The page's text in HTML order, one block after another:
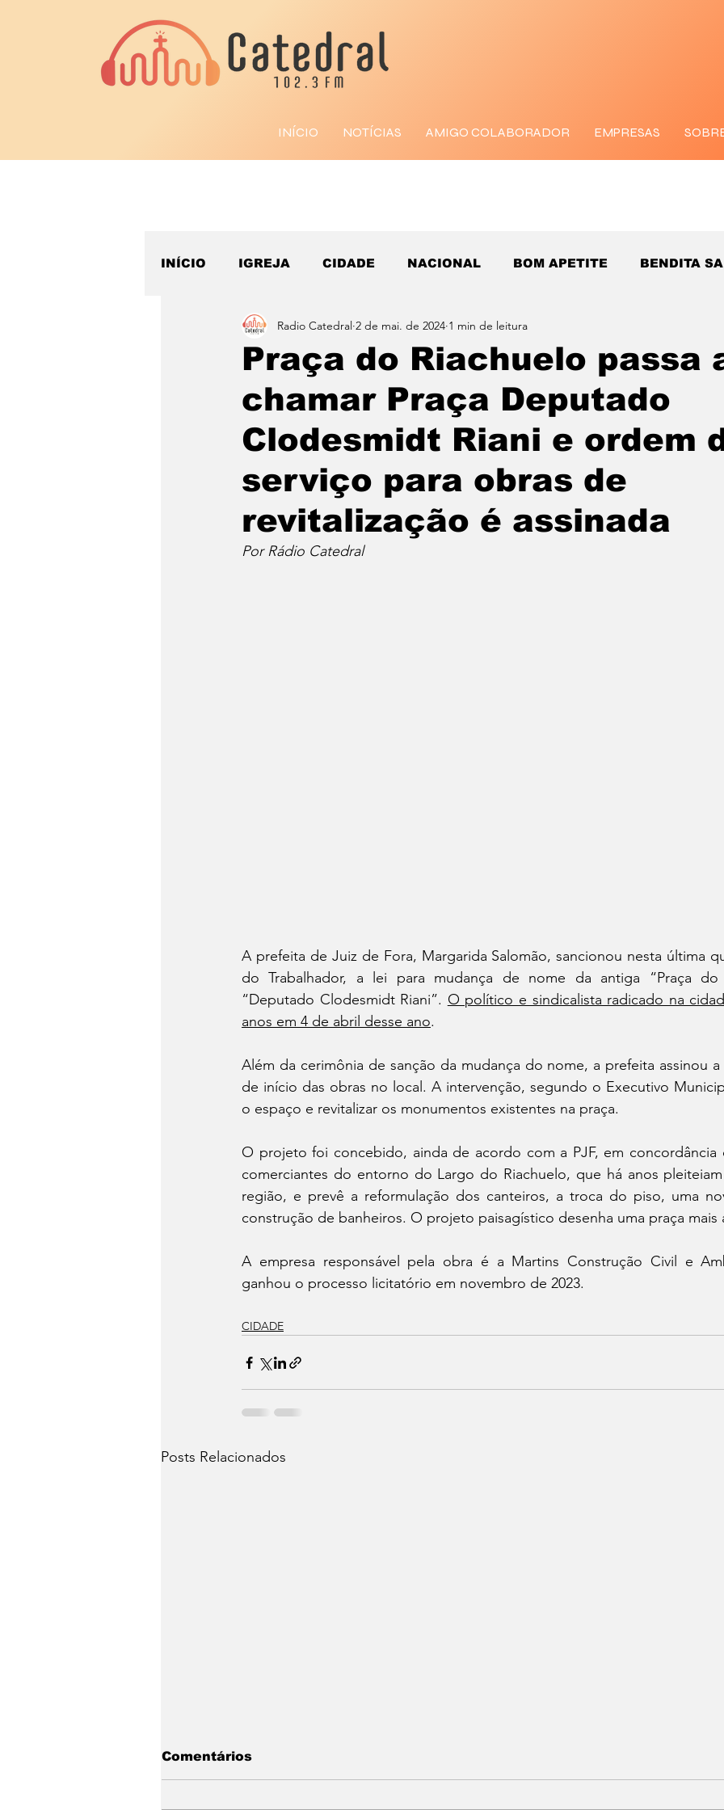
INÍCIO NOTÍCIAS AMIGO COLABORADOR EMPRESAS
INÍCIO IGREJA CIDADE NACIONAL BOM APETITE BENDITA
ESPORTE
Praça do Riachuelo passa
chamar Praça Deputado
Clodesmidt Riani e ordem
serviço para obras de
revitalização é assinada
Radio Catedral 2 de mai. de 2024 1 min de leitura
Por Rádio Catedral
A prefeita de Juiz de Fora, Margarida Salomão, sancionou nesta última
do Trabalhador, a lei para mudança de nome da antiga “Praça do
“Deputado Clodesmidt Riani”. O político e sindicalista radicado na
anos em 4 de abril desse ano.
Além da cerimônia de sanção da mudança do nome, a prefeita assinou
de início das obras no local. A intervenção, segundo o Executivo
o espaço e revitalizar os monumentos existentes na praça.
O projeto foi concebido, ainda de acordo com a PJF, em concordância
comerciantes do entorno do Largo do Riachuelo, que há anos
região, e prevê a reformulação dos canteiros, a troca do piso, uma
construção de banheiros.
A empresa responsável pela obra é a Martins Construção Civil e
ganhou o processo licitatório em novembro de 2023.
CIDADE
Posts Relacionados
Comentários